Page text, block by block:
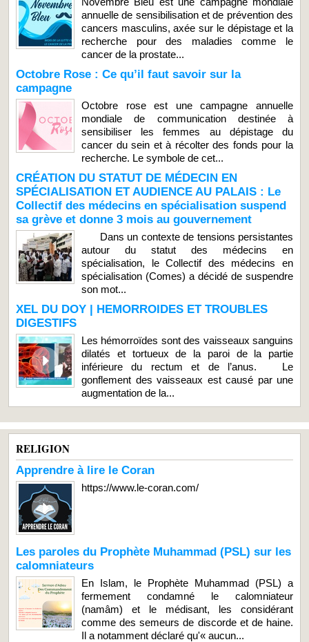
annuelle de sensibilisation et de prévention des
cancers masculins, axée sur le dépistage et la
recherche pour des maladies comme le
cancer de la prostate...
Octobre Rose : Ce qu’il faut savoir sur la
campagne
Octobre rose est une campagne annuelle
mondiale de communication destinée à
sensibiliser les femmes au dépistage du
cancer du sein et à récolter des fonds pour la
recherche. Le symbole de cet...
CRÉATION DU STATUT DE MÉDECIN EN
SPÉCIALISATION ET AUDIENCE AU PALAIS : Le
Collectif des médecins en spécialisation suspend
sa grève et donne 3 mois au gouvernement
Dans un contexte de tensions persistantes
autour du statut des médecins en
spécialisation, le Collectif des médecins en
spécialisation (Comes) a décidé de suspendre
son mot...
XEL DU DOY | HEMORROIDES ET TROUBLES
DIGESTIFS
Les hémorroïdes sont des vaisseaux sanguins
dilatés et tortueux de la paroi de la partie
inférieure du rectum et de l’anus. Le
gonflement des vaisseaux est causé par une
augmentation de la...
RELIGION
Apprendre à lire le Coran
https://www.le-coran.com/
Les paroles du Prophète Muhammad (PSL) sur les
calomniateurs
En Islam, le Prophète Muhammad (PSL) a
fermement condamné le calomniateur
(namâm) et le médisant, les considérant
comme des semeurs de discorde et de haine.
Il a notamment déclaré qu'« aucun...